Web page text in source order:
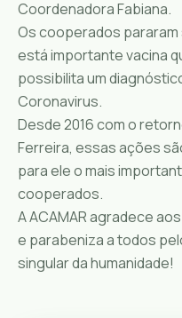
Coordenadora Fabiana.
Os cooperados
está importante vacina
possibilita um
Coronavirus.
Desde 2016 com o
Ferreira, essas ações
para ele o mais
cooperados.
A ACAMAR agradece
e parabeniza a todos
singular da humanidade!